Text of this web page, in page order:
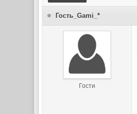
Гость_Gami_*
Гости